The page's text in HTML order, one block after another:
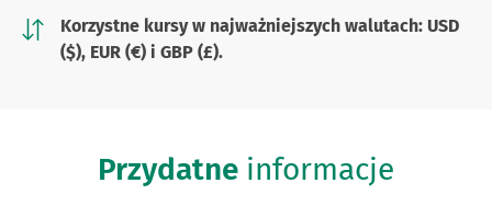
Korzystne kursy w najważniejszych walutach: USD
($), EUR (€) i GBP (£).
Przydatne informacje